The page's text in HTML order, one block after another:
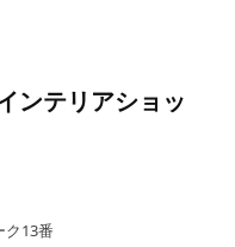
ンテリアショッ
ク13番